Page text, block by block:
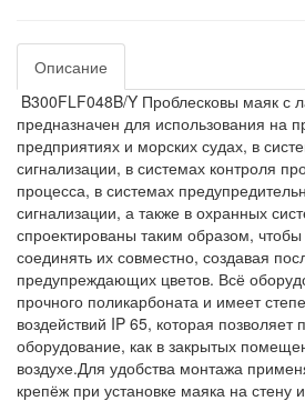
Описание
B300FLF048B/Y Проблесковы маяк с
предназначен для использования на
предприятиях и морских судах, в
сигнализации, в системах контроля
процесса, в системах
сигнализации, а также в охранных
спроектированы таким образом,
соединять их совместно, создавая
предупреждающих цветов. Всё
прочного поликарбоната и имеет
воздействий IP 65, которая позволяет
оборудование, как в закрытых
воздухе.Для удобства монтажа
крепёж при установке маяка на стену